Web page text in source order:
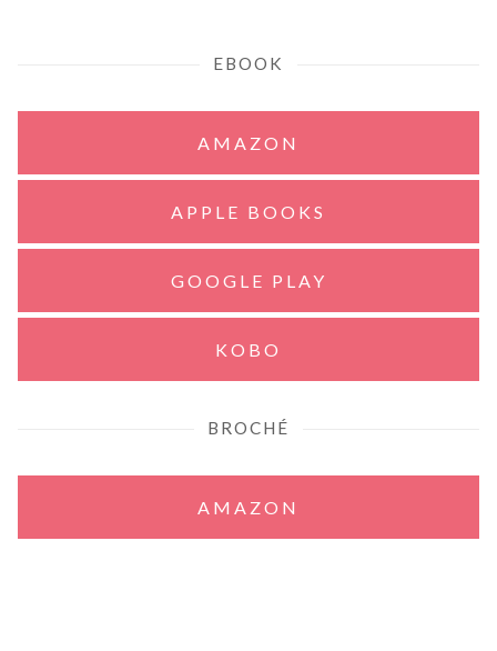
EBOOK
AMAZON
APPLE BOOKS
GOOGLE PLAY
KOBO
BROCHÉ
AMAZON